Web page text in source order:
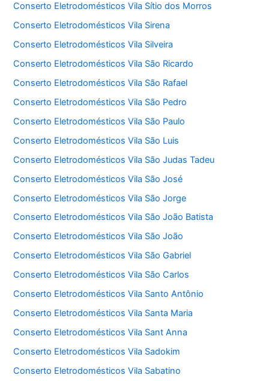
Conserto Eletrodomésticos Vila Sítio dos Morros
Conserto Eletrodomésticos Vila Sirena
Conserto Eletrodomésticos Vila Silveira
Conserto Eletrodomésticos Vila São Ricardo
Conserto Eletrodomésticos Vila São Rafael
Conserto Eletrodomésticos Vila São Pedro
Conserto Eletrodomésticos Vila São Paulo
Conserto Eletrodomésticos Vila São Luis
Conserto Eletrodomésticos Vila São Judas Tadeu
Conserto Eletrodomésticos Vila São José
Conserto Eletrodomésticos Vila São Jorge
Conserto Eletrodomésticos Vila São João Batista
Conserto Eletrodomésticos Vila São João
Conserto Eletrodomésticos Vila São Gabriel
Conserto Eletrodomésticos Vila São Carlos
Conserto Eletrodomésticos Vila Santo Antônio
Conserto Eletrodomésticos Vila Santa Maria
Conserto Eletrodomésticos Vila Sant Anna
Conserto Eletrodomésticos Vila Sadokim
Conserto Eletrodomésticos Vila Sabatino